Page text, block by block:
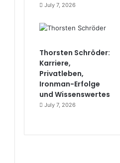
July 7, 2026
Thorsten Schröder:
Karriere,
Privatleben,
Ironman-Erfolge
und Wissenswertes
July 7, 2026